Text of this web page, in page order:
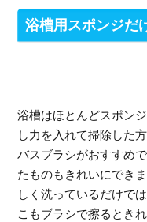
浴槽用スポンジだ
浴槽はほとんどスポン
し力を入れて掃除した
バスブラシがおすすめ
たものもきれいにでき
しく洗っているだけで
こもブラシで擦るとき